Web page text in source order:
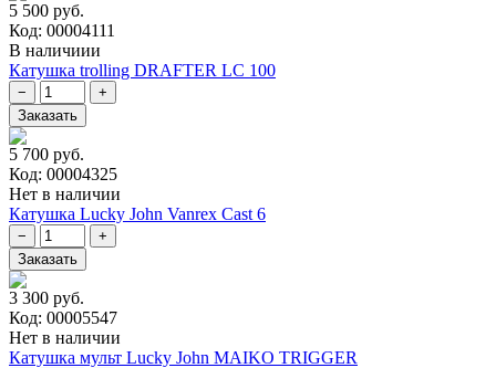
5 500 руб.
Код: 00004111
В наличиии
Катушка trolling DRAFTER LC 100
5 700 руб.
Код: 00004325
Нет в наличии
Катушка Lucky John Vanrex Cast 6
3 300 руб.
Код: 00005547
Нет в наличии
Катушка мульт Lucky John MAIKO TRIGGER